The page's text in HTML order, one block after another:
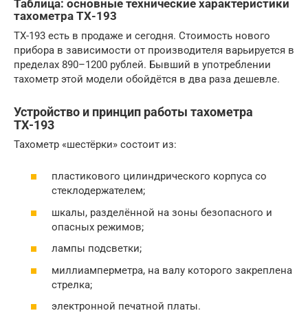
Таблица: основные технические характеристики
тахометра ТХ-193
ТХ-193 есть в продаже и сегодня. Стоимость нового
прибора в зависимости от производителя варьируется в
пределах 890–1200 рублей. Бывший в употреблении
тахометр этой модели обойдётся в два раза дешевле.
Устройство и принцип работы тахометра
ТХ-193
Тахометр «шестёрки» состоит из:
пластикового цилиндрического корпуса со
стеклодержателем;
шкалы, разделённой на зоны безопасного и
опасных режимов;
лампы подсветки;
миллиамперметра, на валу которого закреплена
стрелка;
электронной печатной платы.